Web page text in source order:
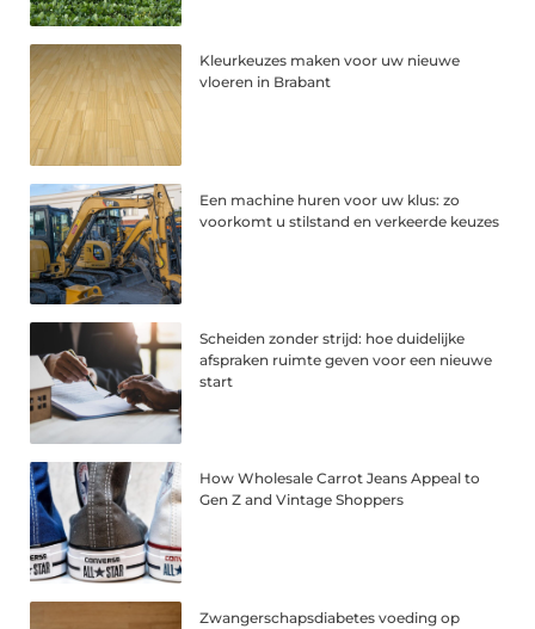
Kleurkeuzes maken voor uw nieuwe
vloeren in Brabant
Een machine huren voor uw klus: zo
voorkomt u stilstand en verkeerde keuzes
Scheiden zonder strijd: hoe duidelijke
afspraken ruimte geven voor een nieuwe
start
How Wholesale Carrot Jeans Appeal to
Gen Z and Vintage Shoppers
Zwangerschapsdiabetes voeding op